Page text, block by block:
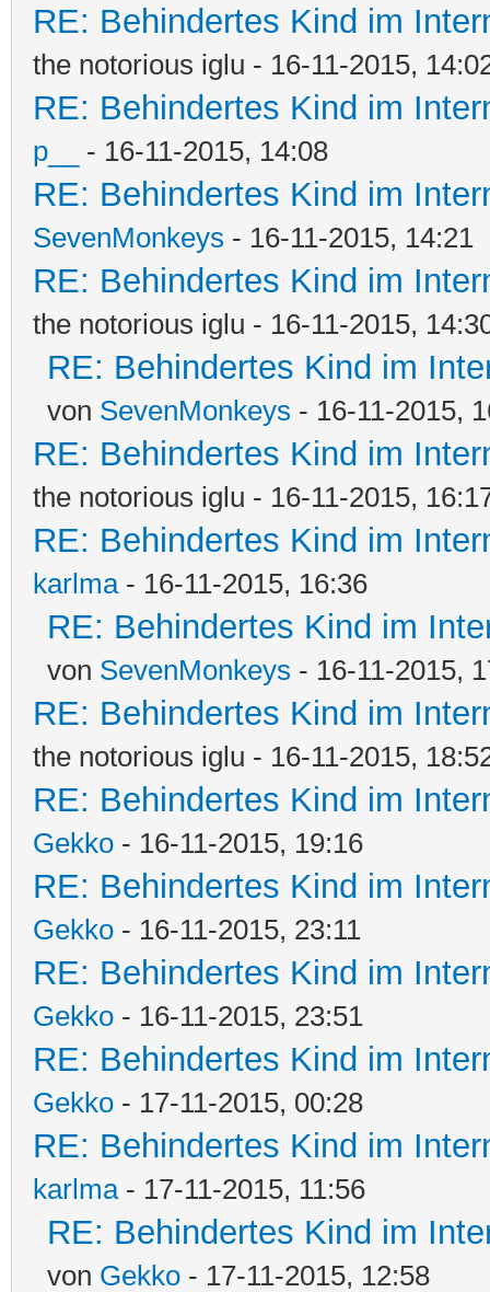
RE: Behindertes Kind im
the notorious iglu - 16-11-2015,
RE: Behindertes Kind im
p__ - 16-11-2015, 14:08
RE: Behindertes Kind im
SevenMonkeys - 16-11-2015, 14:21
RE: Behindertes Kind im
the notorious iglu - 16-11-2015,
RE: Behindertes Kind im
von SevenMonkeys - 16-11-2015,
RE: Behindertes Kind im
the notorious iglu - 16-11-2015,
RE: Behindertes Kind im
karlma- 16-11-2015, 16:36
RE: Behindertes Kind im
von SevenMonkeys - 16-11-2015,
RE: Behindertes Kind im
the notorious iglu - 16-11-2015,
RE: Behindertes Kind im
Gekko - 16-11-2015, 19:16
RE: Behindertes Kind im
Gekko - 16-11-2015, 23:11
RE: Behindertes Kind im
Gekko - 16-11-2015, 23:51
RE: Behindertes Kind im
Gekko - 17-11-2015, 00:28
RE: Behindertes Kind im
karlma- 17-11-2015, 11:56
RE: Behindertes Kind im
von Gekko - 17-11-2015, 12:58